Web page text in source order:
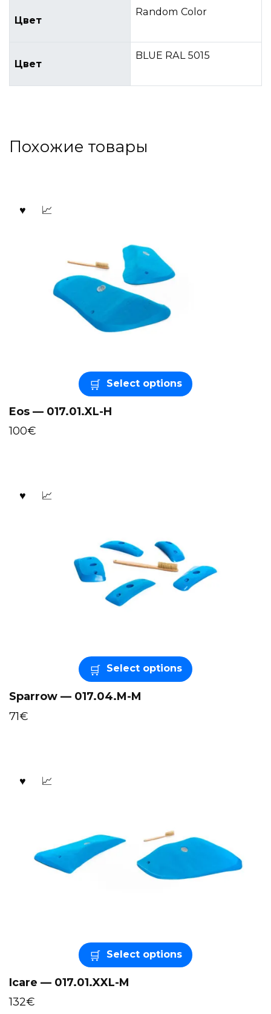
Цвет
Random Color
Цвет
BLUE RAL 5015
Похожие товары
Select options
Eos — 017.01.XL-H
100€
Select options
Sparrow — 017.04.M-M
71€
Select options
Icare — 017.01.XXL-M
132€